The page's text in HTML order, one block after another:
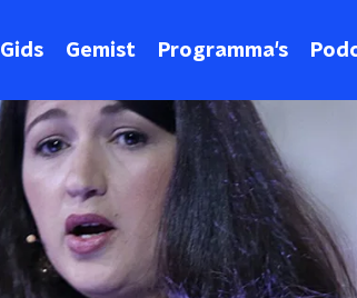
Gids Gemist Programma's